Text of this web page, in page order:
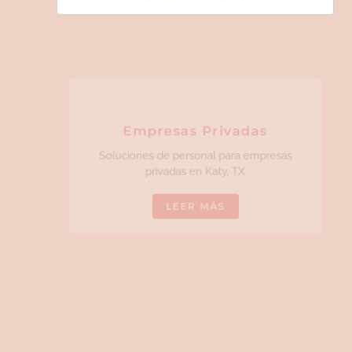
Empresas Privadas
Soluciones de personal para empresas
privadas en Katy, TX
LEER MÁS